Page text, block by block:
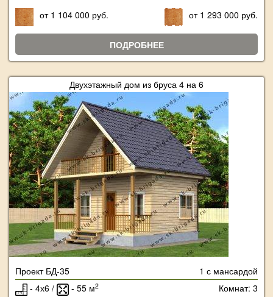
от 1 104 000 руб. от 1 293 000 руб.
ПОДРОБНЕЕ
Двухэтажный дом из бруса 4 на 6
Проект БД-35
1 с мансардой
- 4х6 /
- 55 м2 Комнат: 3